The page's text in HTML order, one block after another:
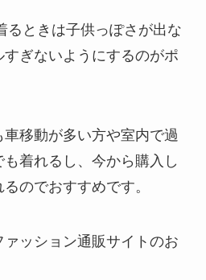
るときは子供っぽさが出な
ぎないようにするのがポ
移動が多い方や室内で過
着れるし、今から購入し
のでおすすめです。
ッション通販サイトのお